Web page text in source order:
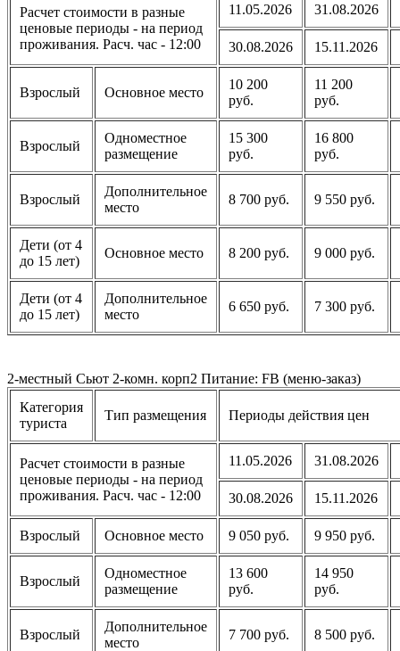
Расчет стоимости в разные
ценовые периоды - на период
проживания. Расч. час - 12:00
11.05.2026 31.08.2026
30.08.2026 15.11.2026
Взрослый Основное место
10 200
руб.
11 200
руб.
Взрослый
Одноместное
размещение
15 300
руб.
16 800
руб.
Взрослый
Дополнительное
место
8 700 руб. 9 550 руб.
Дети (от 4
до 15 лет)
Основное место 8 200 руб. 9 000 руб.
Дети (от 4
до 15 лет)
Дополнительное
место
6 650 руб. 7 300 руб.
2-местный Сьют 2-комн. корп2 Питание: FB (меню-заказ)
Категория
туриста
Тип размещения Периоды действия цен
Расчет стоимости в разные
ценовые периоды - на период
проживания. Расч. час - 12:00
11.05.2026 31.08.2026
30.08.2026 15.11.2026
Взрослый Основное место 9 050 руб. 9 950 руб.
Взрослый
Одноместное
размещение
13 600
руб.
14 950
руб.
Взрослый
Дополнительное
место
7 700 руб. 8 500 руб.